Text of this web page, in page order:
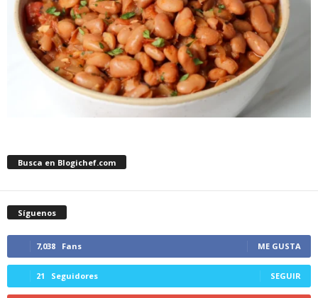
Busca en Blogichef.com
Síguenos
7,038 Fans ME GUSTA
21 Seguidores SEGUIR